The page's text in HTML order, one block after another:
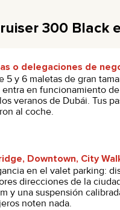
300 Black
o delegaciones de
5 y 6 maletas de gran
en funcionamiento
veranos de Dubái. Tus
al coche.
Downtown, City
en el valet parking:
direcciones de la
y una suspensión
noten nada.